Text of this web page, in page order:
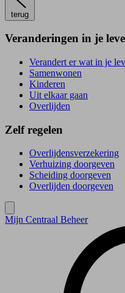
terug
Veranderingen in je
Verandert er wat in je
Samenwonen
Kinderen
Uit elkaar gaan
Overlijden
Zelf regelen
Overlijdensverzekering
Verhuizing doorgeven
Scheiding doorgeven
Overlijden doorgeven
Mijn Centraal Beheer